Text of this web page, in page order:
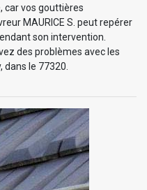
car vos gouttières
MAURICE S. peut repérer
son intervention.
des problèmes avec les
dans le 77320.